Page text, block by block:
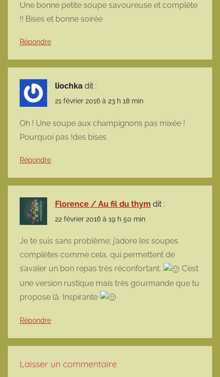
Une bonne petite soupe savoureuse et complète
!! Bises et bonne soirée
Répondre
liochka dit :
21 février 2016 à 23 h 18 min
Oh ! Une soupe aux champignons pas mixée !
Pourquoi pas !des bises
Répondre
Florence / Au fil du thym dit :
22 février 2016 à 19 h 50 min
Je te suis sans problème; j’adore les soupes
complètes comme cela, qui permettent de
s’avaler un bon repas très réconfortant.
C’est
une version rustique mais très gourmande que tu
propose là. Inspirante
Répondre
Laisser un commentaire